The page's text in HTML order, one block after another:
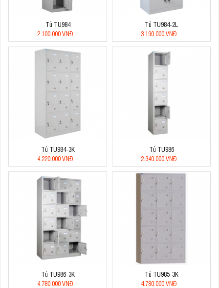
Tủ TU984
2.100.000 VNĐ
Tủ TU984-2L
3.190.000 VNĐ
Tủ TU984-3K
4.220.000 VNĐ
Tủ TU986
2.340.000 VNĐ
Tủ TU986-3K
4.780.000 VNĐ
Tủ TU985-3K
4.780.000 VNĐ